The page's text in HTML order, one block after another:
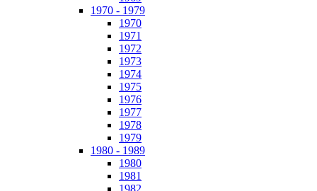
1970 - 1979
1970
1971
1972
1973
1974
1975
1976
1977
1978
1979
1980 - 1989
1980
1981
1982